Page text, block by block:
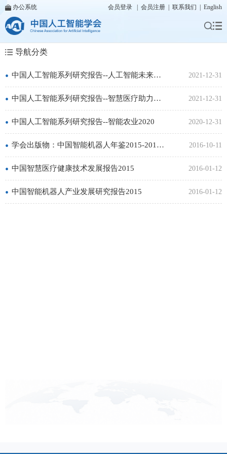
办公系统 会员登录 会员注册 联系我们 English
导航分类
• 中国人工智能系列研究报告--人工智能未来趋势、安全、教育与人类关系 2021-12-31
• 中国人工智能系列研究报告--智慧医疗助力抗击疫情 2021-12-31
• 中国人工智能系列研究报告--智能农业2020 2020-12-31
• 学会出版物：中国智能机器人年鉴2015-2016出版 2016-10-11
• 中国智慧医疗健康技术发展报告2015 2016-01-12
• 中国智能机器人产业发展研究报告2015 2016-01-12